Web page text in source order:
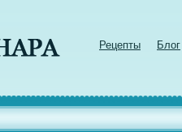
Рецепты Блог